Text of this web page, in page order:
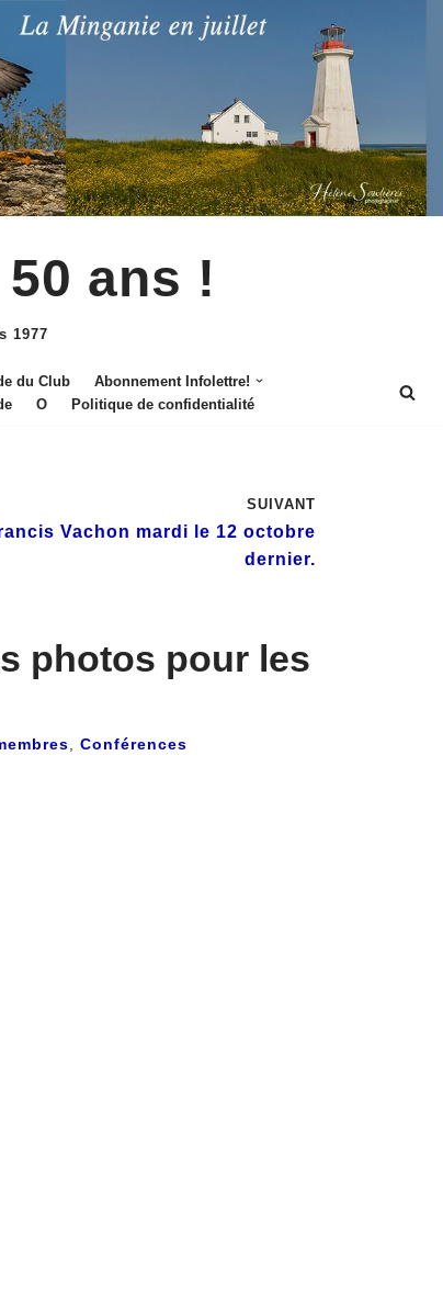
ans !
1977
du Club
Abonnement Infolettre!
O Politique de confidentialité
SUIVANT
Vachon mardi le 12 octobre
dernier.
photos pour les
,Conférences